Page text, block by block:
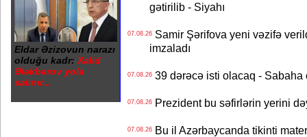
Eldar Əzizovun narazı
olduğu kadr: Xalid
Ələkbərov yola
salınır...
gətirilib - Siyahı
07.08.26Samir Şərifova yeni vəzifə
imzaladı
07.08.2639 dərəcə isti olacaq - Sabaha
07.08.26Prezident bu səfirlərin yerini
07.08.26Bu il Azərbaycanda tikinti